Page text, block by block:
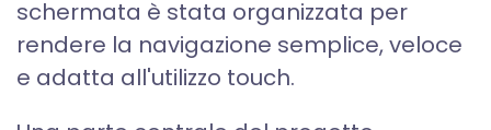
schermata è stata organizzata per
rendere la navigazione semplice, veloce
e adatta all'utilizzo touch.